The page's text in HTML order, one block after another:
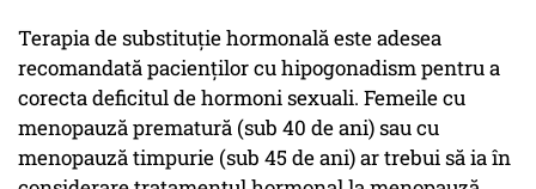
Terapia de substituție hormonală este adesea
recomandată pacienților cu hipogonadism pentru a
corecta deficitul de hormoni sexuali. Femeile cu
menopauză prematură (sub 40 de ani) sau cu
menopauză timpurie (sub 45 de ani) ar trebui să ia în